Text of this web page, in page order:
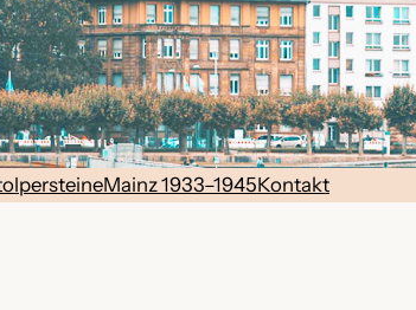
Mainz 1933–1945Kontakt